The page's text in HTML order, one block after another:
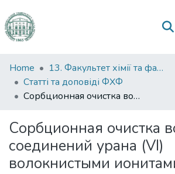
Communities
&
Collections
Statistics
Home
13. Факультет хімії та фармації
Статті та доповіді ФХФ
Сорбционная очистка воды от соединений урана (VI) волокнистыми ионитами ФИБАН
Сорбционная очистка
соединений урана (VI)
волокнистыми